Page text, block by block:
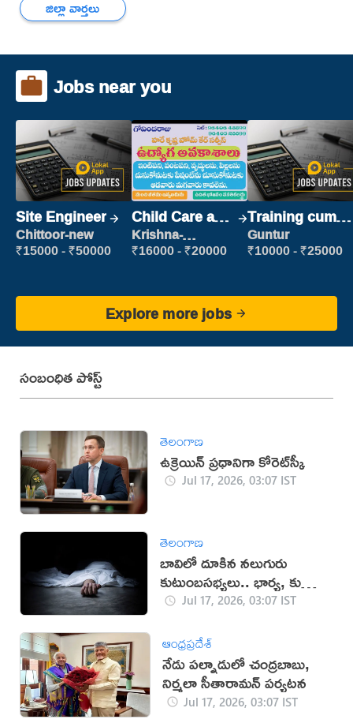
జిల్లా వార్తలు
Jobs near you
Site Engineer
Chittoor-new
₹15000 - ₹50000
Child Care and
Patient care
Krishna-
vijayawada
₹16000 - ₹20000
Training cum
Placement
Guntur
₹10000 - ₹25000
Explore more jobs
సంబంధిత పోస్ట్
తెలంగాణ
ఉక్రెయిన్ ప్రధానిగా కోరెట్‌స్కీ
Jul 17, 2026, 03:07 IST
తెలంగాణ
బావిలో దూకిన నలుగురు
కుటుంబసభ్యలు.. భార్య, కుమార్తె
మృతిJul 17, 2026, 03:07 IST
ఆంధ్రప్రదేశ్
నేడు పల్నాడులో చంద్రబాబు,
నిర్మలా సీతారామన్ పర్యటన
Jul 17, 2026, 03:07 IST